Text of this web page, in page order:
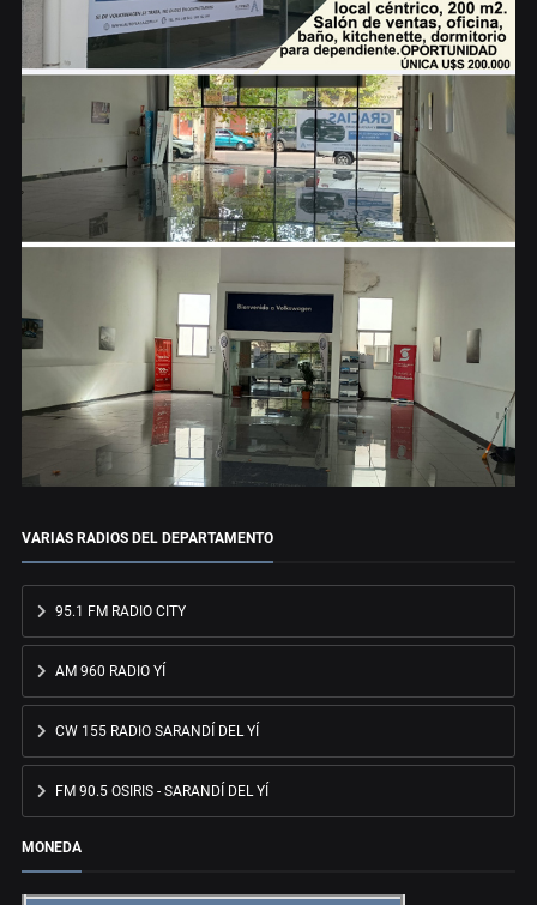
VARIAS RADIOS DEL DEPARTAMENTO
95.1 FM RADIO CITY
AM 960 RADIO YÍ
CW 155 RADIO SARANDÍ DEL YÍ
FM 90.5 OSIRIS - SARANDÍ DEL YÍ
MONEDA